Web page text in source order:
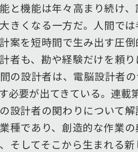
と機能は年々高まり続け
きくなる一方だ。人間で
案を短時間で生み出す圧
者も、勘や経験だけを頼
の設計者は、電脳設計者
必要が出てきている。連載
設計者の関わりについて
種であり、創造的な作業
そしてそこから生まれる